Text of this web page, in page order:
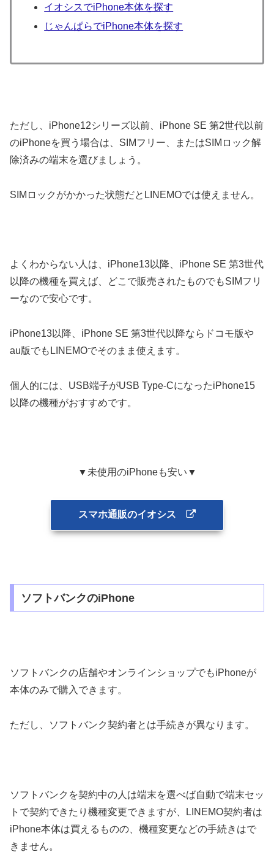
イオシスでiPhone本体を探す
じゃんぱらでiPhone本体を探す
ただし、iPhone12シリーズ以前、iPhone SE 第2世代以前
のiPhoneを買う場合は、SIMフリー、またはSIMロック解
除済みの端末を選びましょう。
SIMロックがかかった状態だとLINEMOでは使えません。
よくわからない人は、iPhone13以降、iPhone SE 第3世代
以降の機種を買えば、どこで販売されたものでもSIMフリ
ーなので安心です。
iPhone13以降、iPhone SE 第3世代以降ならドコモ版や
au版でもLINEMOでそのまま使えます。
個人的には、USB端子がUSB Type-CになったiPhone15
以降の機種がおすすめです。
▼未使用のiPhoneも安い▼
スマホ通販のイオシス
ソフトバンクのiPhone
ソフトバンクの店舗やオンラインショップでもiPhoneが
本体のみで購入できます。
ただし、ソフトバンク契約者とは手続きが異なります。
ソフトバンクを契約中の人は端末を選べば自動で端末セッ
トで契約できたり機種変更できますが、LINEMO契約者は
iPhone本体は買えるものの、機種変更などの手続きはで
きません。